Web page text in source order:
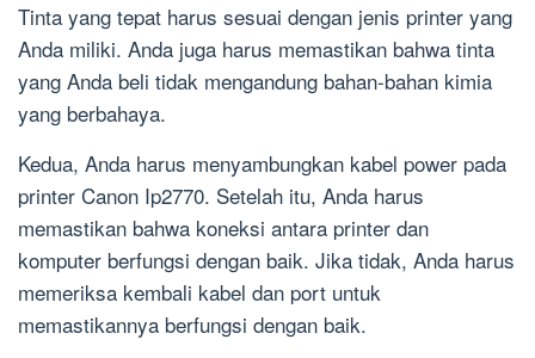
Tinta yang tepat harus sesuai dengan jenis printer yang
Anda miliki. Anda juga harus memastikan bahwa tinta
yang Anda beli tidak mengandung bahan-bahan kimia
yang berbahaya.
Kedua, Anda harus menyambungkan kabel power pada
printer Canon Ip2770. Setelah itu, Anda harus
memastikan bahwa koneksi antara printer dan
komputer berfungsi dengan baik. Jika tidak, Anda harus
memeriksa kembali kabel dan port untuk
memastikannya berfungsi dengan baik.